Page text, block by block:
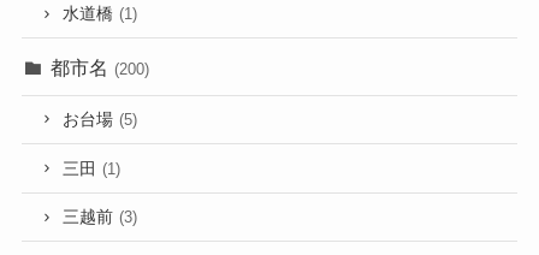
水道橋 (1)
都市名 (200)
お台場 (5)
三田 (1)
三越前 (3)